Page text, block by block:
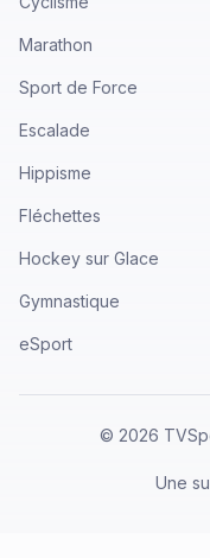
Marathon
Sport de Force
Escalade
Hippisme
Fléchettes
Hockey sur Glace
Gymnastique
eSport
© 2026
Une